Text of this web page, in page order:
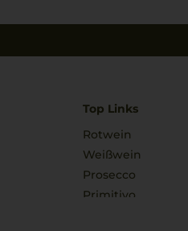
Top Links
Rotwein
Weißwein
Prosecco
Primitivo